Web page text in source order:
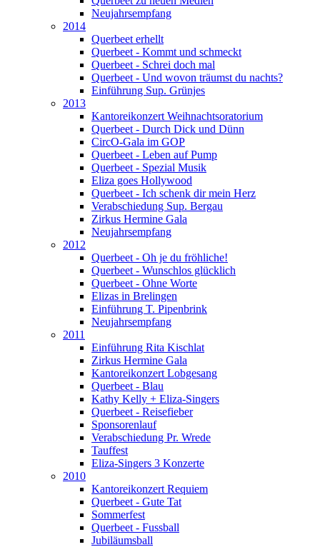
Neujahrsempfang
2014
Querbeet erhellt
Querbeet - Kommt und schmeckt
Querbeet - Schrei doch mal
Querbeet - Und wovon träumst du nachts?
Einführung Sup. Grünjes
2013
Kantoreikonzert Weihnachtsoratorium
Querbeet - Durch Dick und Dünn
CircO-Gala im GOP
Querbeet - Leben auf Pump
Querbeet - Spezial Musik
Eliza goes Hollywood
Querbeet - Ich schenk dir mein Herz
Verabschiedung Sup. Bergau
Zirkus Hermine Gala
Neujahrsempfang
2012
Querbeet - Oh je du fröhliche!
Querbeet - Wunschlos glücklich
Querbeet - Ohne Worte
Elizas in Brelingen
Einführung T. Pipenbrink
Neujahrsempfang
2011
Einführung Rita Kischlat
Zirkus Hermine Gala
Kantoreikonzert Lobgesang
Querbeet - Blau
Kathy Kelly + Eliza-Singers
Querbeet - Reisefieber
Sponsorenlauf
Verabschiedung Pr. Wrede
Tauffest
Eliza-Singers 3 Konzerte
2010
Kantoreikonzert Requiem
Querbeet - Gute Tat
Sommerfest
Querbeet - Fussball
Jubiläumsball